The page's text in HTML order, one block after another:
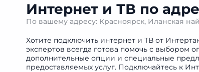
Интернет и ТВ по
По вашему адресу: Красноярск, Иланская
Хотите подключить интернет и ТВ от
экспертов всегда готова помочь с выбором
дополнительные опции и специальные
предоставляемых услуг. Подключайтесь к